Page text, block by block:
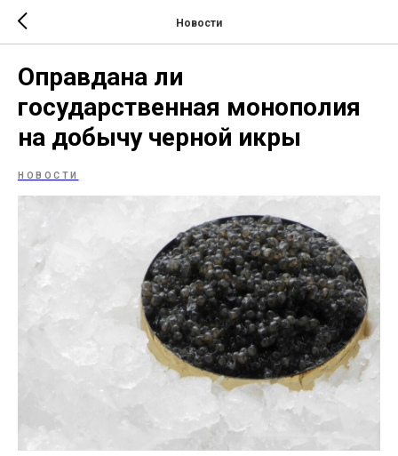
Новости
Оправдана ли
государственная монополия
на добычу черной икры
НОВОСТИ